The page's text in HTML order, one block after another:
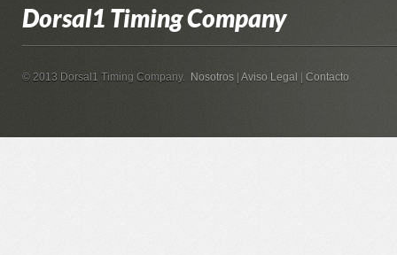
Dorsal1 Timing Company
© 2013 Dorsal1 Timing Company. Nosotros Aviso Legal Contacto